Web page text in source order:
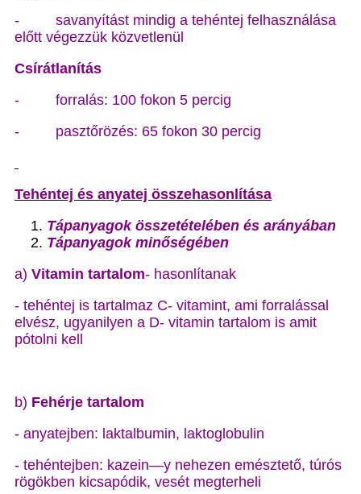
- savanyítást mindig a tehéntej felhasználása
előtt végezzük közvetlenül
Csírátlanítás
- forralás: 100 fokon 5 percig
- pasztőrözés: 65 fokon 30 percig
Tehéntej és anyatej összehasonlítása
Tápanyagok összetételében és arányában
Tápanyagok minőségében
a) Vitamin tartalom- hasonlítanak
- tehéntej is tartalmaz C- vitamint, ami forralással
elvész, ugyanilyen a D- vitamin tartalom is amit
pótolni kell
b) Fehérje tartalom
- anyatejben: laktalbumin, laktoglobulin
- tehéntejben: kazein—y nehezen emésztető, túrós
rögökben kicsapódik, vesét megterheli